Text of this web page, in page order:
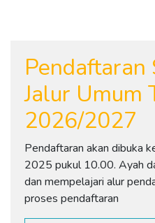
Pendaftaran
Jalur Umum
2026/2027
Pendaftaran akan dibuka
2025 pukul 10.00. Ayah
dan mempelajari alur
proses pendaftaran